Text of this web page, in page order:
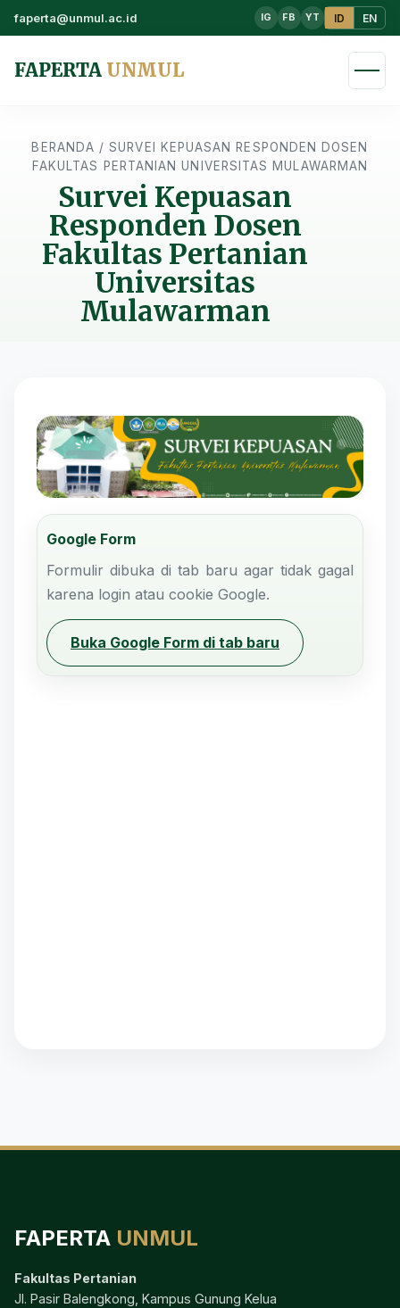
faperta@unmul.ac.id IG FB YT ID EN
FAPERTA UNMUL
BERANDA / SURVEI KEPUASAN RESPONDEN DOSEN
FAKULTAS PERTANIAN UNIVERSITAS MULAWARMAN
Survei Kepuasan
Responden Dosen
Fakultas Pertanian
Universitas
Mulawarman
Google Form
Formulir dibuka di tab baru agar tidak gagal
karena login atau cookie Google.
Buka Google Form di tab baru
FAPERTA UNMUL
Fakultas Pertanian
Jl. Pasir Balengkong, Kampus Gunung Kelua